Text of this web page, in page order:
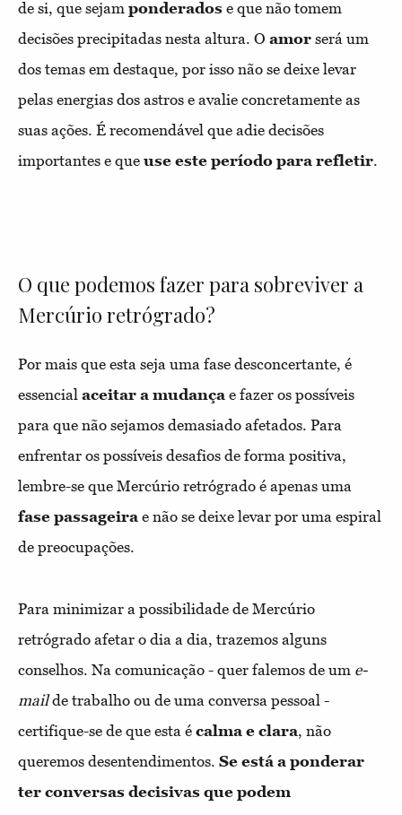
de si, que sejam ponderados e que não tomem
decisões precipitadas nesta altura. O amor será um
dos temas em destaque, por isso não se deixe levar
pelas energias dos astros e avalie concretamente as
suas ações. É recomendável que adie decisões
importantes e que use este período para refletir.
O que podemos fazer para sobreviver a
Mercúrio retrógrado?
Por mais que esta seja uma fase desconcertante, é
essencial aceitar a mudança e fazer os possíveis
para que não sejamos demasiado afetados. Para
enfrentar os possíveis desafios de forma positiva,
lembre-se que Mercúrio retrógrado é apenas uma
fase passageira e não se deixe levar por uma espiral
de preocupações.
Para minimizar a possibilidade de Mercúrio
retrógrado afetar o dia a dia, trazemos alguns
conselhos. Na comunicação - quer falemos de um e-
mailde trabalho ou de uma conversa pessoal -
certifique-se de que esta é calma e clara, não
queremos desentendimentos. Se está a ponderar
ter conversas decisivas que podem